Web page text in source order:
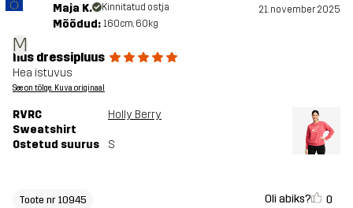
M
Maja K. Kinnitatud ostja 21. november 2025
Mõõdud: 160cm, 60kg
Ilus dressipluus
Hea istuvus
See on tõlge. Kuva originaal
RVRC
Sweatshirt
Holly Berry
Ostetud suurus S
Toote nr 10945 Oli abiks? 0